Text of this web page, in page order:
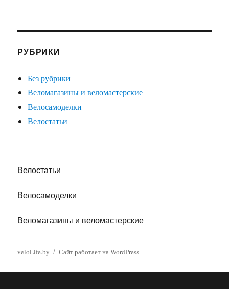
РУБРИКИ
Без рубрики
Веломагазины и веломастерские
Велосамоделки
Велостатьи
Велостатьи
Велосамоделки
Веломагазины и веломастерские
veloLife.by Сайт работает на WordPress